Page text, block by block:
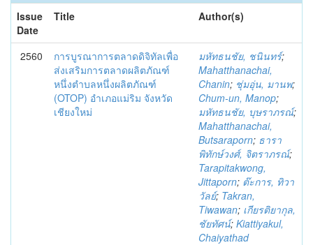
Issue
Date
Title Author(s)
2560
การบูรณาการตลาดดิจิทัลเพื่อ
ส่งเสริมการตลาดผลิตภัณฑ์
หนึ่งตำบลหนึ่งผลิตภัณฑ์
(OTOP) อำเภอแม่ริม จังหวัด
เชียงใหม่
มหัทธนชัย, ชนินทร์;
Mahatthanachai,
Chanin; ชุ่มอุ่น, มานพ;
Chum-un, Manop;
มหัทธนชัย, บุษราภรณ์;
Mahatthanachai,
Butsaraporn; ธารา
พิทักษ์วงศ์, จิตราภรณ์;
Tarapitakwong,
Jittaporn; ต๊ะการ, ทิวา
วัลย์; Takran,
Tiwawan; เกียรติยากุล,
ชัยทัศน์; Kiattiyakul,
Chaiyathad